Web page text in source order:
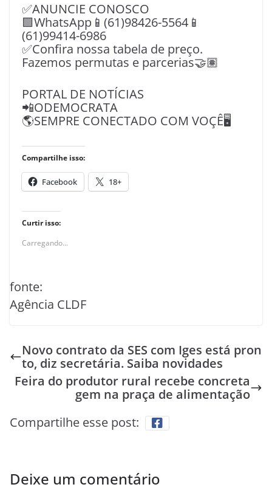
✅ANUNCIE CONOSCO
🟩WhatsApp📱(61)98426-5564📱
(61)99414-6986
✅Confira nossa tabela de preço.
Fazemos permutas e parcerias🤝🏽
PORTAL DE NOTÍCIAS
📲ODEMOCRATA
🌎SEMPRE CONECTADO COM VOÇÊ🖥️
Compartilhe isso:
Facebook 18+
Curtir isso:
Carregando...
fonte:
Agência CLDF
Novo contrato da SES com Iges está pron
to, diz secretária. Saiba novidades
Feira do produtor rural recebe concreta
gem na praça de alimentação
Compartilhe esse post:
Deixe um comentário